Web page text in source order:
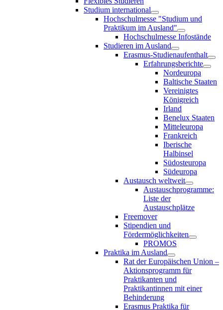
Studium international
Hochschulmesse "Studium und
Praktikum im Ausland"
Hochschulmesse Infostände
Studieren im Ausland
Erasmus-Studienaufenthalt
Erfahrungsberichte
Nordeuropa
Baltische Staaten
Vereinigtes
Königreich
Irland
Benelux Staaten
Mitteleuropa
Frankreich
Iberische
Halbinsel
Südosteuropa
Südeuropa
Austausch weltweit
Austauschprogramme:
Liste der
Austauschplätze
Freemover
Stipendien und
Fördermöglichkeiten
PROMOS
Praktika im Ausland
Rat der Europäischen Union –
Aktionsprogramm für
Praktikanten und
Praktikantinnen mit einer
Behinderung
Erasmus Praktika für